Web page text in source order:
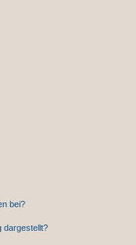
bei?
dargestellt?